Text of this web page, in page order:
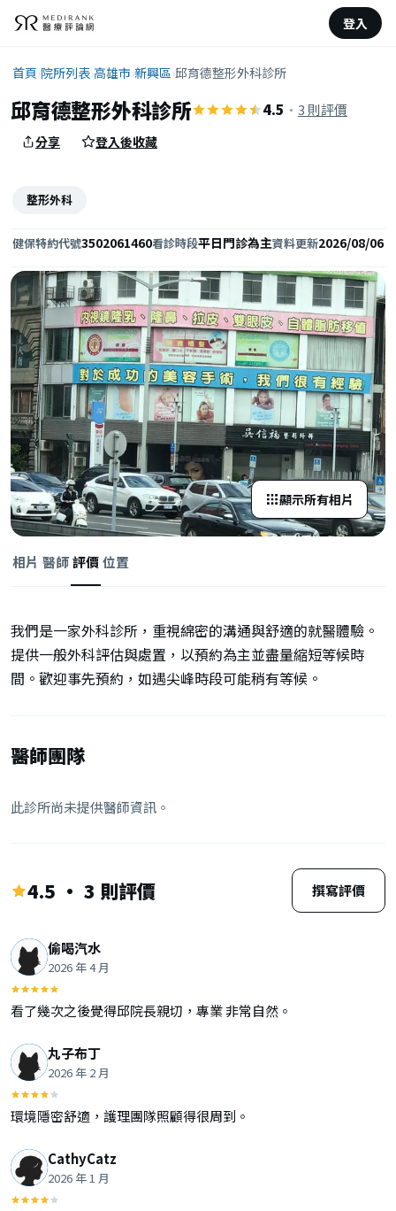
登入
首頁›院所列表›高雄市›新興區›邱育德整形外科診所
邱育德整形外科診所 4.5 · 3 則評價
分享 登入後收藏
整形外科
健保特約代號3502061460看診時段平日門診為主資料更新2026/08/06
顯示所有相片
相片 醫師評價位置
我們是一家外科診所，重視綿密的溝通與舒適的就醫體驗。
提供一般外科評估與處置，以預約為主並盡量縮短等候時
間。歡迎事先預約，如遇尖峰時段可能稍有等候。
醫師團隊
此診所尚未提供醫師資訊。
4.5 · 3 則評價 撰寫評價
偷喝汽水
2026 年 4 月
看了幾次之後覺得邱院長親切，專業 非常自然。
丸子布丁
2026 年 2 月
環境隱密舒適，護理團隊照顧得很周到。
CathyCatz
2026 年 1 月